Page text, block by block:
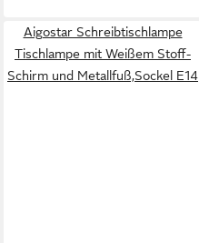
Aigostar Schreibtischlampe
Tischlampe mit Weißem Stoff-
Schirm und Metallfuß,Sockel E14